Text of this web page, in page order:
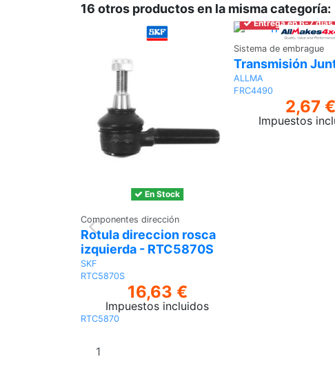
16 otros productos en la misma categoría:
En Stock
Componentes dirección
Rotula direccion rosca
izquierda - RTC5870S
SKF
RTC5870S
16,63 €
Impuestos incluidos
RTC5870
Entrega en 6-7 días
Sistema de embrague
Transmisión
ALLMA
FRC4490
2,67 €
Impuestos